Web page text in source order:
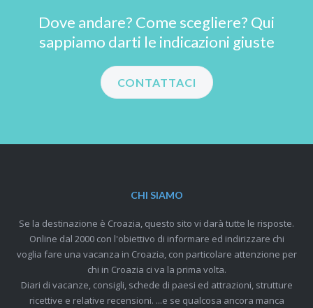
Dove andare? Come scegliere? Qui
sappiamo darti le indicazioni giuste
CONTATTACI
CHI SIAMO
Se la destinazione è Croazia, questo sito vi darà tutte le risposte.
Online dal 2000 con l'obiettivo di informare ed indirizzare chi
voglia fare una vacanza in Croazia, con particolare attenzione per
chi in Croazia ci va la prima volta.
Diari di vacanze, consigli, schede di paesi ed attrazioni, strutture
ricettive e relative recensioni. ...e se qualcosa ancora manca